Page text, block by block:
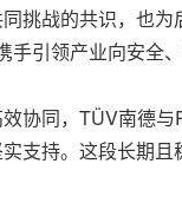
挑战的共识，也
引领产业向安全
协同，TÜV南德
支持。这段长期